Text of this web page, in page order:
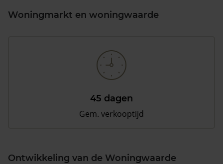
Woningmarkt en woningwaarde
45 dagen
Gem. verkooptijd
Ontwikkeling van de Woningwaarde